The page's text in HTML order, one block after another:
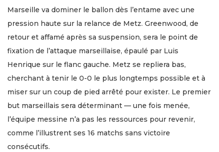
Marseille va dominer le ballon dès l’entame avec une
pression haute sur la relance de Metz. Greenwood, de
retour et affamé après sa suspension, sera le point de
fixation de l’attaque marseillaise, épaulé par Luis
Henrique sur le flanc gauche. Metz se repliera bas,
cherchant à tenir le 0-0 le plus longtemps possible et à
miser sur un coup de pied arrêté pour exister. Le premier
but marseillais sera déterminant — une fois menée,
l’équipe messine n’a pas les ressources pour revenir,
comme l’illustrent ses 16 matchs sans victoire
consécutifs.